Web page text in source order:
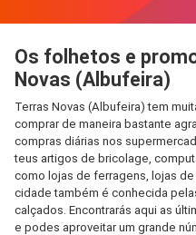
Os folhetos e
Novas (Albufeira)
Terras Novas (Albufeira) tem
comprar de maneira bastante
compras diárias nos
teus artigos de bricolage,
como lojas de ferragens, lojas
cidade também é conhecida
calçados. Encontrarás aqui as
e podes aproveitar um grande